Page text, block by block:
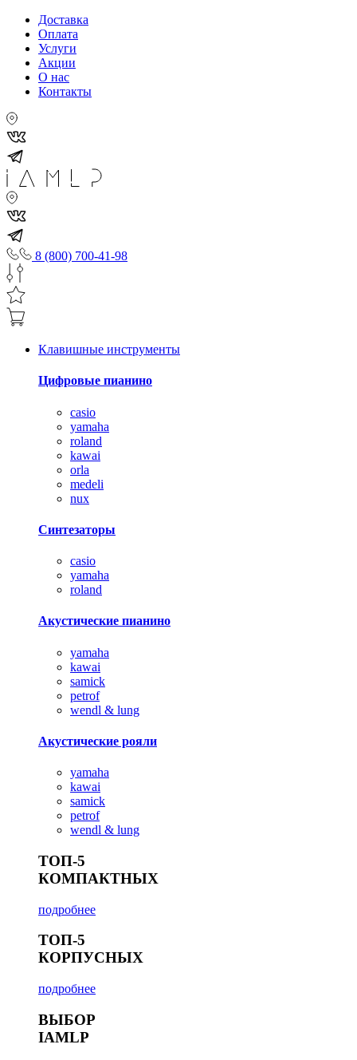
Доставка
Оплата
Услуги
Акции
О нас
Контакты
8 (800) 700-41-98
Клавишные инструменты
Цифровые пианино
casio
yamaha
roland
kawai
orla
medeli
nux
Синтезаторы
casio
yamaha
roland
Акустические пианино
yamaha
kawai
samick
petrof
wendl & lung
Акустические рояли
yamaha
kawai
samick
petrof
wendl & lung
ТОП-5
КОМПАКТНЫХ
подробнее
ТОП-5
КОРПУСНЫХ
подробнее
ВЫБОР
IAMLP